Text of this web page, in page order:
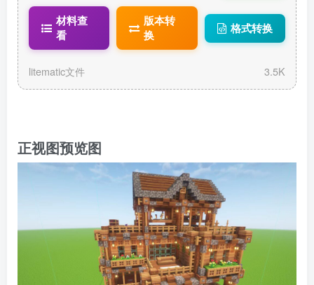
（无内
ic
材料查
看
版本转
换
格式转换
litematic文件 3.5K
正视图预览图